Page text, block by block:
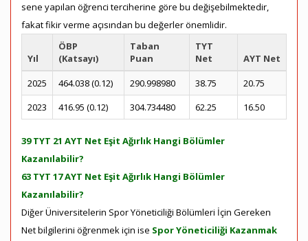
sene yapılan öğrenci terciherine göre bu değişebilmektedir,
fakat fikir verme açısından bu değerler önemlidir.
Yıl
ÖBP
(Katsayı)
Taban
Puan
TYT
Net
AYT Net
2025
464.038 (0.12) 290.998980 38.75
20.75
2023
416.95 (0.12) 304.734480 62.25 16.50
39 TYT 21 AYT Net Eşit Ağırlık Hangi Bölümler
Kazanılabilir?
63 TYT 17 AYT Net Eşit Ağırlık Hangi Bölümler
Kazanılabilir?
Diğer Üniversitelerin Spor Yöneticiliği Bölümleri İçin Gereken
Net bilgilerini öğrenmek için ise Spor Yöneticiliği Kazanmak